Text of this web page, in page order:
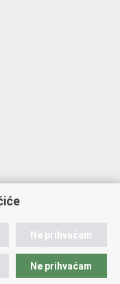
Hrvatsku
Ne prihvaćam
Ne prihvaćam